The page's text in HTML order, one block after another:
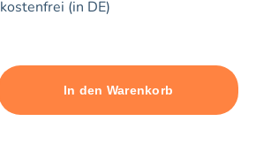
(in DE)
Maximum quantity: 3
In den Warenkorb